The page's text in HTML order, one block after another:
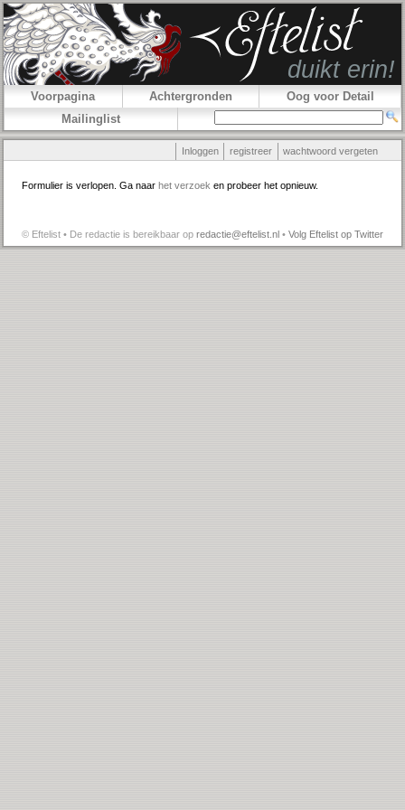
Voorpagina Achtergronden
Oog voor Detail
Mailinglist
Inloggen registreer wachtwoord vergeten
Formulier is verlopen. Ga naar het verzoek en probeer het opnieuw.
© Eftelist • De redactie is bereikbaar op redactie@eftelist.nl • Volg Eftelist op Twitter